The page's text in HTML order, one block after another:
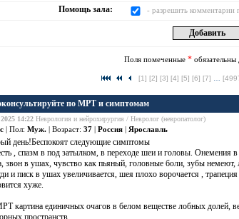
Помощь зала: - разрешить комментарии
Поля помеченные *обязательны
[1] [2] [3] [4] [5] [6] [7]
по МРТ и симптомам
14:22 Неврология и нейрохирургия / Невролог (невропатолог)
| Пол: Муж. | Возраст: 37 | Россия | Ярославль
день!Беспокоят следующие симптомы
, спазм в под затылком, в переходе шеи и головы. Онемения
звон в ушах, чувство как пьяный, головные боли, зубы
и писк в ушах увеличивается, шея плохо ворочается ,
хуже.
картина единичных очагов в белом веществе лобных долей,
пространств